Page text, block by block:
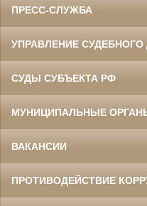
ПРЕСС-СЛУЖБА
УПРАВЛЕНИЕ
СУДЫ СУБЪЕКТА РФ
МУНИЦИПАЛЬНЫЕ
ВАКАНСИИ
ПРОТИВОДЕЙСТВИЕ